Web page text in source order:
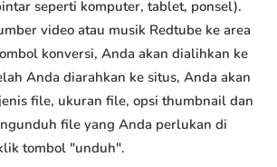
seperti komputer, tablet, ponsel).
video atau musik Redtube ke area
konversi, Anda akan dialihkan ke
Anda diarahkan ke situs, Anda akan
file, ukuran file, opsi thumbnail dan
file yang Anda perlukan di
tombol "unduh".